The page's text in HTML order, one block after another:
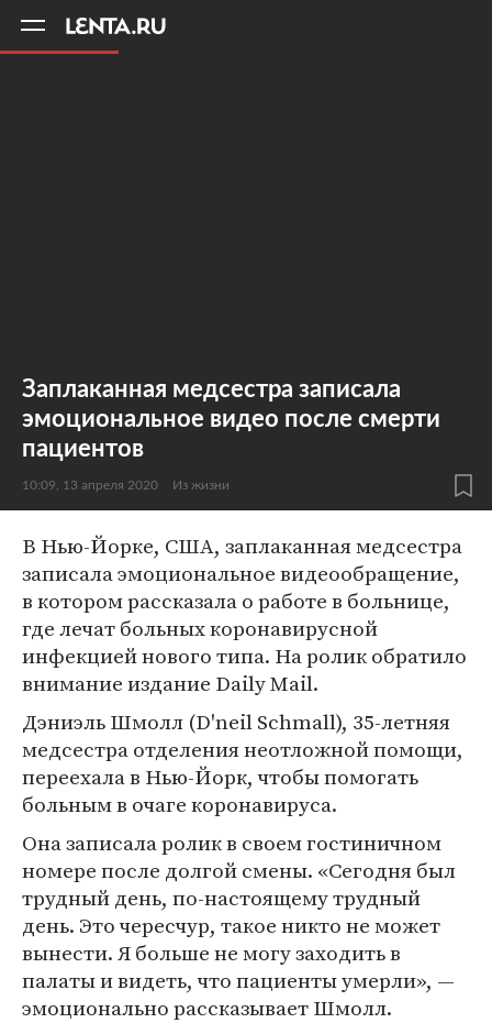
Заплаканная медсестра записала
эмоциональное видео после смерти
пациентов
10:09, 13 апреля 2020 Из жизни
В Нью-Йорке, США, заплаканная медсестра
записала эмоциональное видеообращение,
в котором рассказала о работе в больнице,
где лечат больных коронавирусной
инфекцией нового типа. На ролик обратило
внимание издание Daily Mail.
Дэниэль Шмолл (D'neil Schmall), 35-летняя
медсестра отделения неотложной помощи,
переехала в Нью-Йорк, чтобы помогать
больным в очаге коронавируса.
Она записала ролик в своем гостиничном
номере после долгой смены. «Сегодня был
трудный день, по-настоящему трудный
день. Это чересчур, такое никто не может
вынести. Я больше не могу заходить в
палаты и видеть, что пациенты умерли», —
эмоционально рассказывает Шмолл.